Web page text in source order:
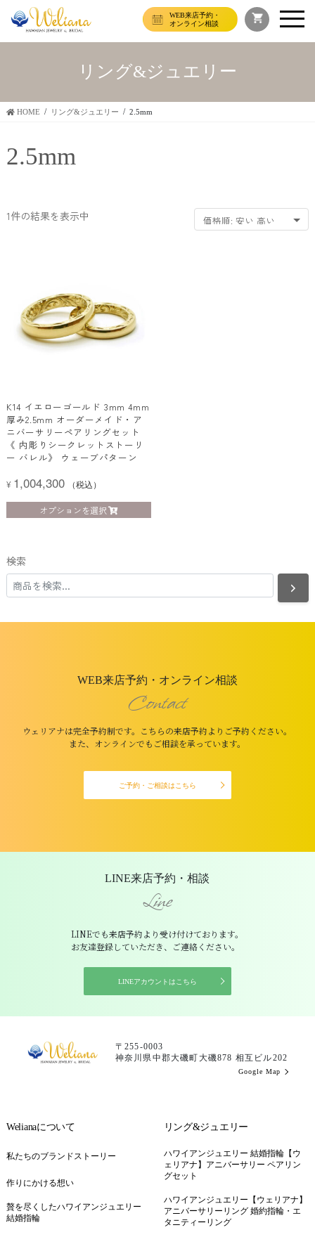
WEB来店予約・
オンライン相談
リング&ジュエリー
HOME リング&ジュエリー 2.5mm
2.5mm
1件の結果を表示中
K14 イエローゴールド 3mm 4mm
厚み2.5mm オーダーメイド・ア
ニバーサリーペアリングセット
《 内彫りシークレットストーリ
ー バレル》 ウェーブパターン
¥ 1,004,300 （税込）
オプションを選択
検索
WEB来店予約・オンライン相談
Contact
ウェリアナは完全予約制です。こちらの来店予約よりご予約ください。
また、オンラインでもご相談を承っています。
ご予約・ご相談はこちら
LINE来店予約・相談
Line
LINEでも来店予約より受け付けております。
お友達登録していただき、ご連絡ください。
LINEアカウントはこちら
〒255-0003
神奈川県中郡大磯町大磯878 相互ビル202
Google Map
Welianaについて
私たちのブランドストーリー
作りにかける想い
贅を尽くしたハワイアンジュエリー
結婚指輪
リング&ジュエリー
ハワイアンジュエリー 結婚指輪【ウ
ェリアナ】アニバーサリー ペアリン
グセット
ハワイアンジュエリー【ウェリアナ】
アニバーサリーリング 婚約指輪・エ
タニティーリング